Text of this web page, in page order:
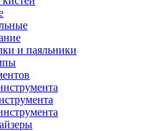
и паяльники